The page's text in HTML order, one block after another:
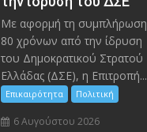
Με αφορμή τη συμπλήρωση
80 χρόνων από την ίδρυση
του Δημοκρατικού Στρατού
Ελλάδας (ΔΣΕ), η Επιτροπή...
Επικαιρότητα Πολιτική
6 Αυγούστου 2026